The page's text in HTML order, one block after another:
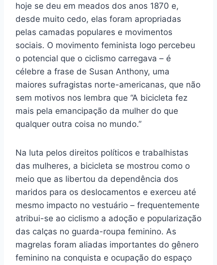
hoje se deu em meados dos anos 1870 e,
desde muito cedo, elas foram apropriadas
pelas camadas populares e movimentos
sociais. O movimento feminista logo percebeu
o potencial que o ciclismo carregava – é
célebre a frase de Susan Anthony, uma
maiores sufragistas norte-americanas, que não
sem motivos nos lembra que “A bicicleta fez
mais pela emancipação da mulher do que
qualquer outra coisa no mundo.”
Na luta pelos direitos políticos e trabalhistas
das mulheres, a bicicleta se mostrou como o
meio que as libertou da dependência dos
maridos para os deslocamentos e exerceu até
mesmo impacto no vestuário – frequentemente
atribui-se ao ciclismo a adoção e popularização
das calças no guarda-roupa feminino. As
magrelas foram aliadas importantes do gênero
feminino na conquista e ocupação do espaço